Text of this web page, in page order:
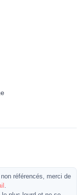
référencés, merci de
.